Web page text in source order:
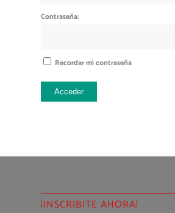
Contraseña:
Recordar mi contraseña
Acceder
¡INSCRIBITE AHORA!